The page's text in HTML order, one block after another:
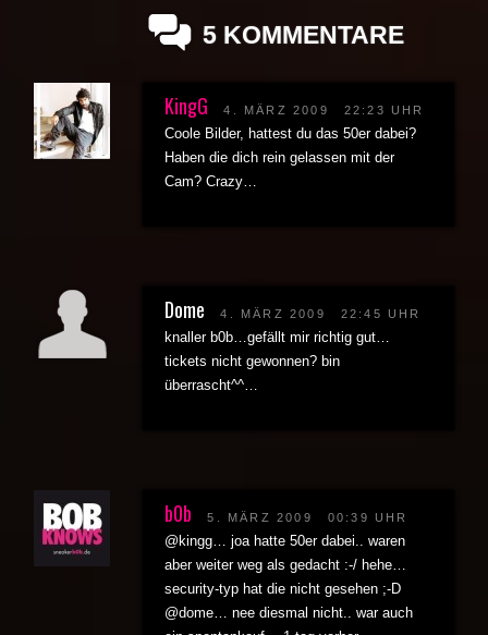
5 KOMMENTARE
KingG 4. MÄRZ 2009 22:23 UHR
Coole Bilder, hattest du das 50er dabei?
Haben die dich rein gelassen mit der
Cam? Crazy…
Dome 4. MÄRZ 2009 22:45 UHR
knaller b0b…gefällt mir richtig gut…
tickets nicht gewonnen? bin
überrascht^^…
b0b 5. MÄRZ 2009 00:39 UHR
@kingg… joa hatte 50er dabei.. waren
aber weiter weg als gedacht :-/ hehe…
security-typ hat die nicht gesehen ;-D
@dome… nee diesmal nicht.. war auch